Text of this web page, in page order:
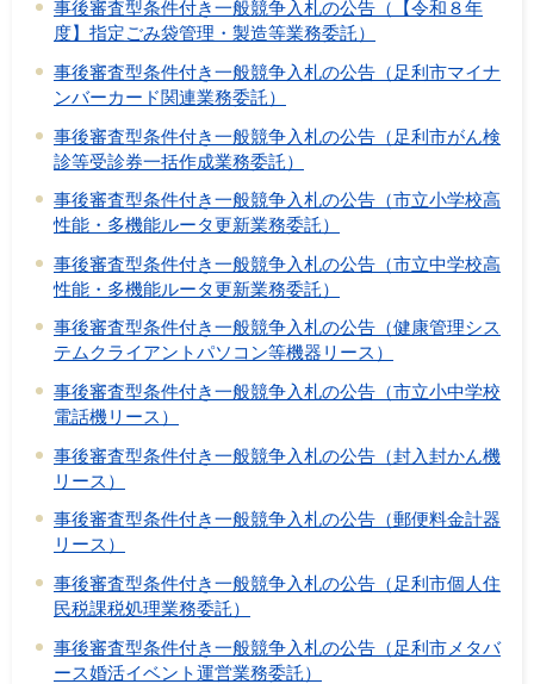
事後審査型条件付き一般競争入札の公告（【令和８年
度】指定ごみ袋管理・製造等業務委託）
事後審査型条件付き一般競争入札の公告（足利市マイナ
ンバーカード関連業務委託）
事後審査型条件付き一般競争入札の公告（足利市がん検
診等受診券一括作成業務委託）
事後審査型条件付き一般競争入札の公告（市立小学校高
性能・多機能ルータ更新業務委託）
事後審査型条件付き一般競争入札の公告（市立中学校高
性能・多機能ルータ更新業務委託）
事後審査型条件付き一般競争入札の公告（健康管理シス
テムクライアントパソコン等機器リース）
事後審査型条件付き一般競争入札の公告（市立小中学校
電話機リース）
事後審査型条件付き一般競争入札の公告（封入封かん機
リース）
事後審査型条件付き一般競争入札の公告（郵便料金計器
リース）
事後審査型条件付き一般競争入札の公告（足利市個人住
民税課税処理業務委託）
事後審査型条件付き一般競争入札の公告（足利市メタバ
ース婚活イベント運営業務委託）